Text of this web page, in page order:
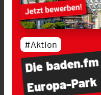
Diebaden.fm
Europa-Park
#Aktion